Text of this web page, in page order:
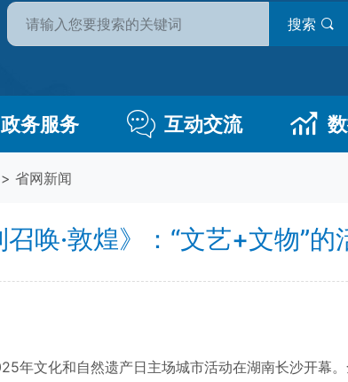
搜索
政务服务 互动交流
> 省网新闻
召唤·敦煌》：“文艺+文物”
年文化和自然遗产日主场城市活动在湖南长沙开幕